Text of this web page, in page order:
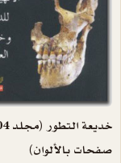
خديعة
صفحات بالألوان)